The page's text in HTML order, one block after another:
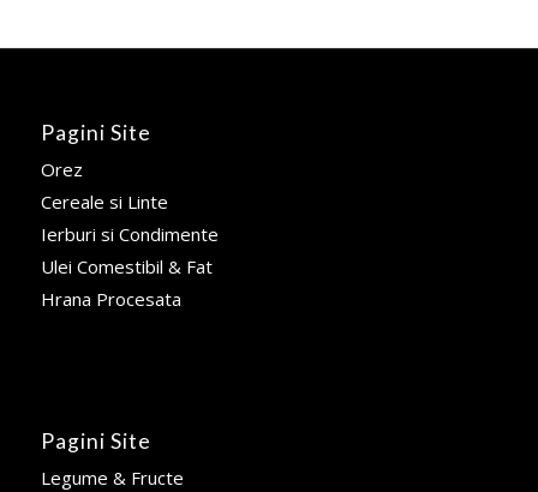
Pagini Site
Orez
Cereale si Linte
Ierburi si Condimente
Ulei Comestibil & Fat
Hrana Procesata
Pagini Site
Legume & Fructe